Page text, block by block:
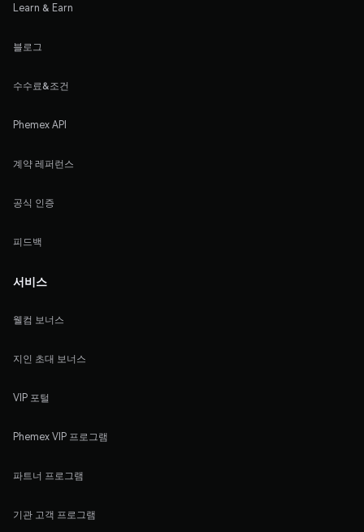
Learn & Earn
블로그
수수료&조건
Phemex API
계약 레퍼런스
공식 인증
피드백
서비스
웰컴 보너스
지인 초대 보너스
VIP 포털
Phemex VIP 프로그램
파트너 프로그램
기관 고객 프로그램